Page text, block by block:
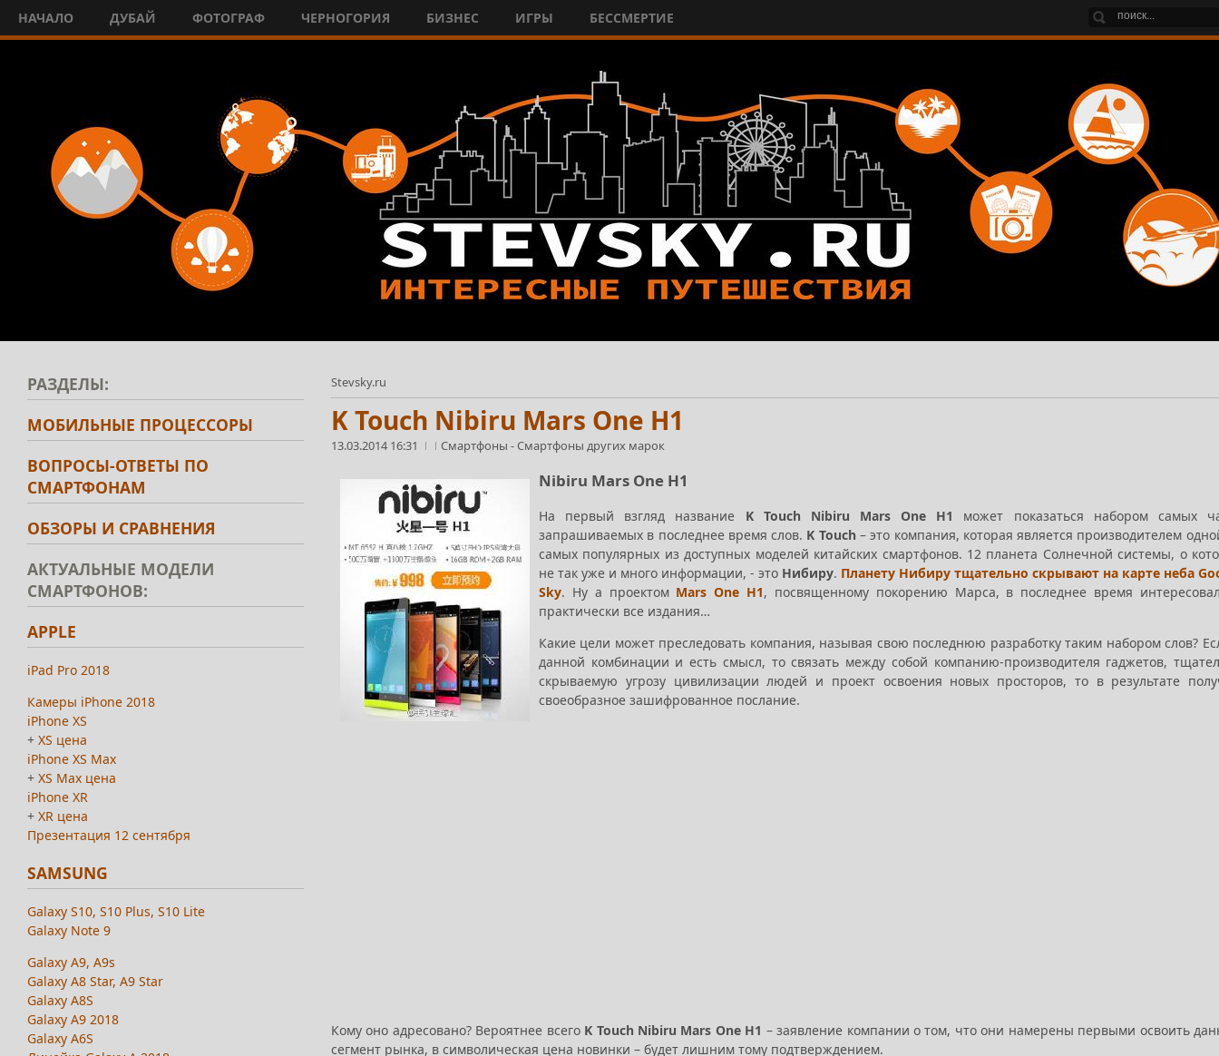
НАЧАЛО ДУБАЙ ФОТОГРАФ ЧЕРНОГОРИЯ БИЗНЕС ИГРЫ БЕССМЕРТИЕ
Stevsky.ru
K Touch Nibiru Mars One H1
13.03.2014 16:31 Смартфоны -Смартфоны других марок
Nibiru Mars One H1
На первый взгляд название K Touch Nibiru Mars One H1
может показаться набором самых
запрашиваемых в последнее время слов. K Touch – это компания, которая является производителем
самых популярных из доступных моделей китайских смартфонов. 12 планета Солнечной системы, о
не так уже и много информации, - это Нибиру. Планету Нибиру тщательно скрывают на карте неба
Sky. Ну а проектом Mars One H1, посвященному покорению Марса, в последнее время
практически все издания…
Какие цели может преследовать компания, называя свою последнюю разработку таким набором слов?
данной комбинации и есть смысл, то связать между собой компанию-производителя гаджетов,
скрываемую угрозу цивилизации людей и проект освоения новых просторов, то в результате
своеобразное зашифрованное послание.
Кому оно адресовано? Вероятнее всего K Touch Nibiru Mars One H1 – заявление компании о том, что они намерены первыми освоить
сегмент рынка, в символическая цена новинки – будет лишним тому подтверждением.
РАЗДЕЛЫ:
МОБИЛЬНЫЕ ПРОЦЕССОРЫ
ВОПРОСЫ-ОТВЕТЫ ПО
СМАРТФОНАМ
ОБЗОРЫ И СРАВНЕНИЯ
АКТУАЛЬНЫЕ МОДЕЛИ
СМАРТФОНОВ:
APPLE
iPad Pro 2018
Камеры iPhone 2018
iPhone XS
+ XS цена
iPhone XS Max
+ XS Max цена
iPhone XR
+ XR цена
Презентация 12 сентября
SAMSUNG
Galaxy S10, S10 Plus, S10 Lite
Galaxy Note 9
Galaxy A9, A9s
Galaxy A8 Star, A9 Star
Galaxy A8S
Galaxy A9 2018
Galaxy A6S